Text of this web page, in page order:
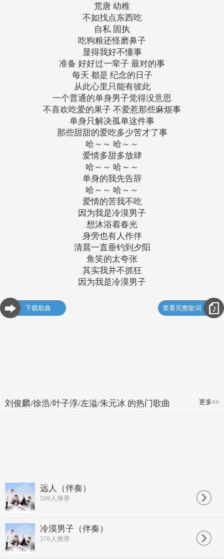
荒唐 幼稚
不如找点东西吃
自私 固执
吃狗粮还怪磨鼻子
显得我好不懂事
准备 好好过一辈子 最对的事
每天 都是 纪念的日子
从此心里只能有彼此
一个普通的单身男子觉得没意思
不喜欢吃爱的果子 不爱惹那些麻烦事
单身只解决孤单这件事
那些甜甜的爱吃多少苦才了事
哈～～ 哈～～
爱情多甜多放肆
哈～～ 哈～～
单身的我先告辞
哈～～ 哈～～
爱情的苦我不吃
因为我是冷漠男子
想沐浴着春光
身旁也有人作伴
清晨一直垂钓到夕阳
鱼笑的太夸张
其实我并不抓狂
因为我是冷漠男子
下载歌曲 查看完整歌词
更多>>
刘俊麟/徐浩/叶子淳/左溢/朱元冰 的热门歌曲
远人（伴奏）
599 人推荐
冷漠男子（伴奏）
576 人推荐